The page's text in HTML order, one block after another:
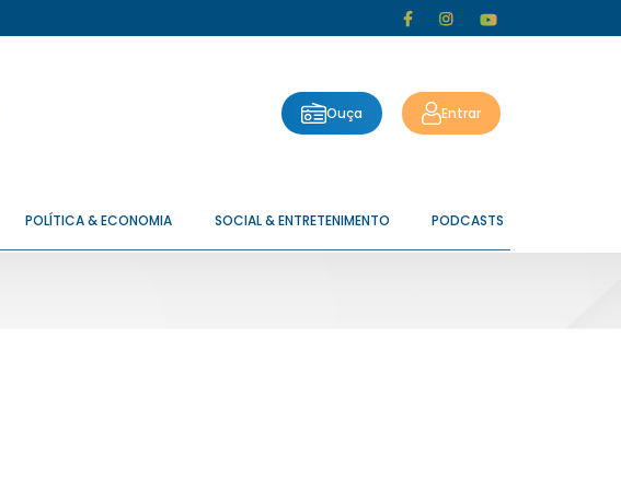
Ouça Entrar
POLÍTICA & ECONOMIA SOCIAL & ENTRETENIMENTO PODCASTS